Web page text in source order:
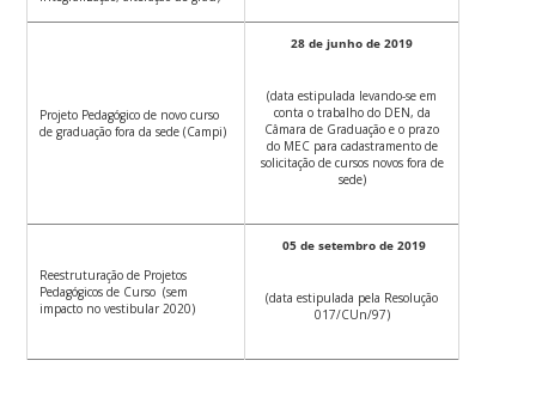
Projeto Pedagógico de novo curso
de graduação fora da sede (Campi)
28 de junho de 2019
(data estipulada levando-se em
conta o trabalho do DEN, da
Câmara de Graduação e o prazo
do MEC para cadastramento de
solicitação de cursos novos fora de
sede)
Reestruturação de Projetos
Pedagógicos de Curso (sem
impacto no vestibular 2020)
05 de setembro de 2019
(data estipulada pela Resolução
017/CUn/97)